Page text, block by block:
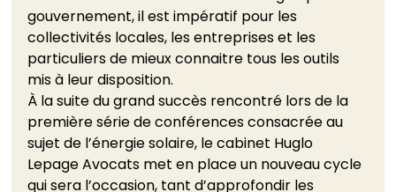
gouvernement, il est impératif pour les
collectivités locales, les entreprises et les
particuliers de mieux connaitre tous les outils
mis à leur disposition.
À la suite du grand succès rencontré lors de la
première série de conférences consacrée au
sujet de l’énergie solaire, le cabinet Huglo
Lepage Avocats met en place un nouveau cycle
qui sera l’occasion, tant d’approfondir les